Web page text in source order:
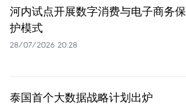
河内试点开展数字消费与电子商务保
护模式
28/07/2026 20:28
泰国首个大数据战略计划出炉